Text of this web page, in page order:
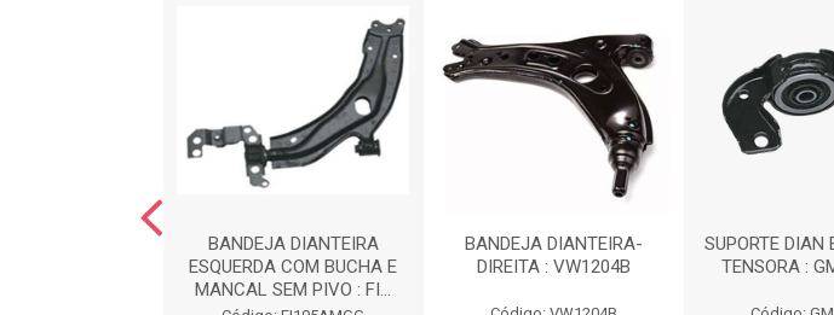
BANDEJA DIANTEIRA
ESQUERDA COM BUCHA E
MANCAL SEM PIVO : FI...
BANDEJA DIANTEIRA-
DIREITA : VW1204B
SUPORTE DIAN
TENSORA :